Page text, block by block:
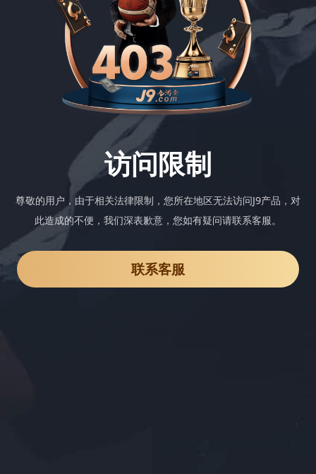
访问限制
尊敬的用户，由于相关法律限制，您所在地区无法访问J9产品，对
此造成的不便，我们深表歉意，您如有疑问请联系客服。
联系客服